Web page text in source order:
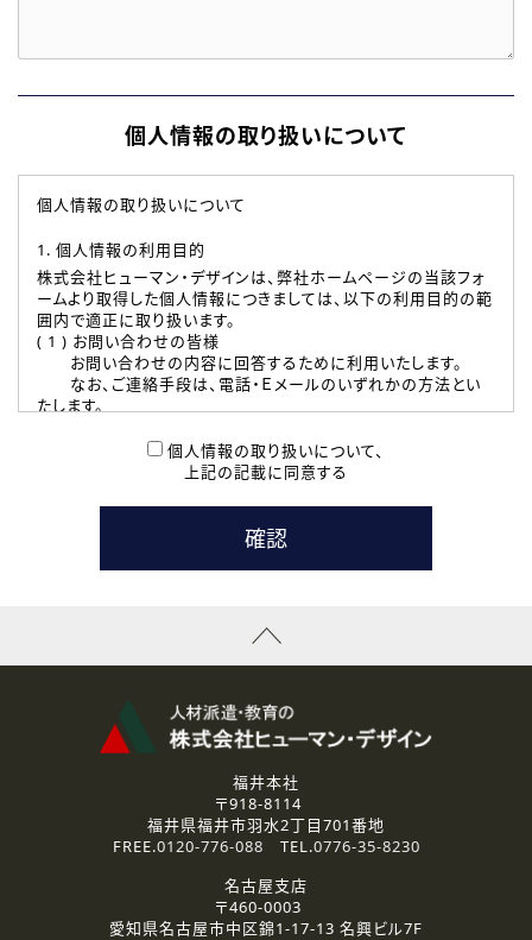
個人情報の取り扱いについて
個人情報の取り扱いについて
1. 個人情報の利用目的
株式会社ヒューマン・デザインは、弊社ホームページの当該フォ
ームより取得した個人情報につきましては、以下の利用目的の範
囲内で適正に取り扱います。
( 1 ) お問い合わせの皆様
お問い合わせの内容に回答するために利用いたします。
なお、ご連絡手段は、電話・Ｅメールのいずれかの方法とい
たします。
本登録に関するご連絡および本登録時の参考情報として利
たします。
( 3 ) スタッフ派遣を検討されている企業の皆様
お問い合わせの内容に回答するために利用いたします。
なお、ご連絡手段は、電話・Ｅメールのいずれかの方法とい
資料送付、受講相談に関するご連絡のために利用いたしま
その他、お問い合わせの内容に回答するために利用いたし
なお、ご連絡手段は、電話・Ｅメールのいずれかの方法とい
2.個人情報の第三者提供
ご提供いただいた個人情報は、法令等の規定に従う場合を除き、
3.個人情報の取り扱いの委託
弊社の定める個人情報保護の評価基準を満たした委託先に、個
個人情報の取り扱いについて、
上記の記載に同意する
福井本社
〒918-8114
福井県福井市羽水2丁目701番地
FREE.0120-776-088 TEL.0776-35-8230
名古屋支店
〒460-0003
愛知県名古屋市中区錦1-17-13 名興ビル7F